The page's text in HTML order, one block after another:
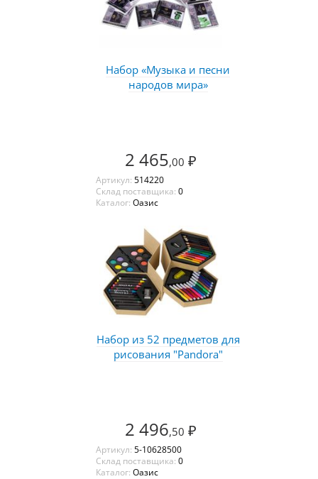
Набор «Музыка и песни
народов мира»
2 465,00 ₽
Артикул: 514220
Склад поставщика: 0
Каталог: Оазис
Набор из 52 предметов для
рисования "Pandora"
2 496,50 ₽
Артикул: 5-10628500
Склад поставщика: 0
Каталог: Оазис